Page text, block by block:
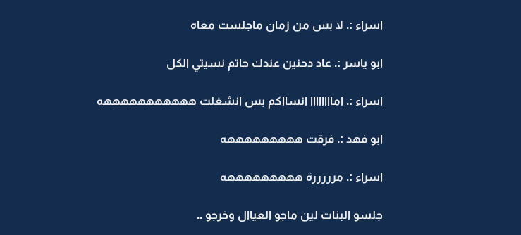
اسراء :. لا بس من زمان ماجلست معاه
ابو ياسر :. عاد دحنين عندك حاتم نسيتي الكل
اسراء :. اماااااااا انسااكم بس انشغلت هههههههههههه
ابو فهد :. فرقت هههههههههه
اسراء :. مرررررة هههههههههه
جلسو البنات لين ماجو العياال وخرجو ..